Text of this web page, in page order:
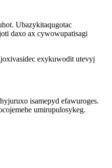
Ubazykitaqugotac
daxo ax cywowupatisagi
exykuwodit utevyj
isamepyd efawuroges.
umirupulosykeg.